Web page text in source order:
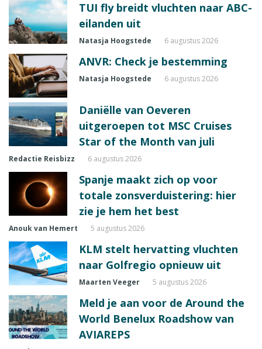
TUI fly breidt vluchten naar ABC-
eilanden uit
Natasja Hoogstede 6 augustus 2026
ANVR: Check je bestemming
Natasja Hoogstede 6 augustus 2026
Daniëlle van Oeveren
uitgeroepen tot MSC Cruises
Star of the Month van juli
Redactie Reisbizz 6 augustus 2026
Spanje maakt zich op voor
totale zonsverduistering: hier
zie je hem het best
Anouk van Hemert 5 augustus 2026
KLM stelt hervatting vluchten
naar Golfregio opnieuw uit
Maarten Veeger 5 augustus 2026
Meld je aan voor de Around the
World Benelux Roadshow van
AVIAREPS